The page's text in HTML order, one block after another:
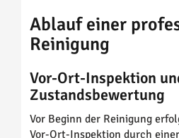
Ablauf einer
Reinigung
Vor-Ort-Inspektion
Zustandsbewertung
Vor Beginn der Reinigung
Vor-Ort-Inspektion durch